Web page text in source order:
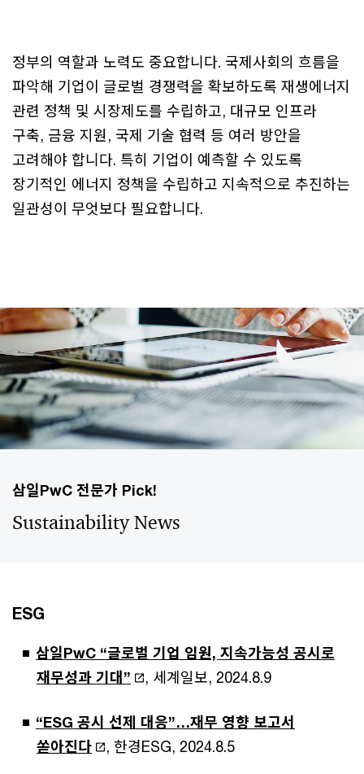
정부의 역할과 노력도 중요합니다. 국제사회의 흐름을
파악해 기업이 글로벌 경쟁력을 확보하도록 재생에너지
관련 정책 및 시장제도를 수립하고, 대규모 인프라
구축, 금융 지원, 국제 기술 협력 등 여러 방안을
고려해야 합니다. 특히 기업이 예측할 수 있도록
장기적인 에너지 정책을 수립하고 지속적으로 추진하는
일관성이 무엇보다 필요합니다.
삼일PwC 전문가 Pick!
Sustainability News
ESG
삼일PwC “글로벌 기업 임원, 지속가능성 공시로
재무성과 기대”
, 세계일보, 2024.8.9
“ESG 공시 선제 대응”…재무 영향 보고서
쏟아진다
, 한경ESG, 2024.8.5